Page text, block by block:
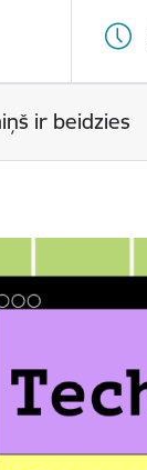
ir beidzies